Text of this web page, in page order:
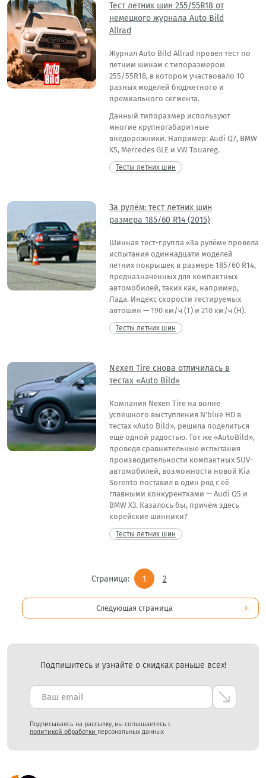
Тест летних шин 255/55R18 от
немецкого журнала Auto Bild
Allrad
Журнал Auto Bild Allrad провел тест по
летним шинам с типоразмером
255/55R18, в котором участвовало 10
разных моделей бюджетного и
премиального сегмента.
Данный типоразмер используют
многие крупногабаритные
внедорожники. Например: Audi Q7, BMW
X5, Mercedes GLE и VW Touareg.
Тесты летних шин
За рулём: тест летних шин
размера 185/60 R14 (2015)
Шинная тест-группа «За рулём» провела
испытания одиннадцати моделей
летних покрышек в размере 185/60 R14,
предназначенных для компактных
автомобилей, таких как, например,
Лада. Индекс скорости тестируемых
автошин — 190 км/ч (T) и 210 км/ч (H).
Тесты летних шин
Nexen Tire снова отличилась в
тестах «Auto Bild»
Компания Nexen Tire на волне
успешного выступления N’blue HD в
тестах «Auto Bild», решила поделиться
ещё одной радостью. Тот же «AutoBild»,
проведя сравнительные испытания
производительности компактных SUV-
автомобилей, возможности новой Kia
Sorento поставил в один ряд с её
главными конкурентками — Audi Q5 и
BMW X3. Казалось бы, причём здесь
корейские шинники?
Тесты летних шин
Страница: 1 2
Следующая страница
Подпишитесь и узнайте о скидках раньше всех!
Подписываясь на рассылку, вы соглашаетесь с
политикой обработки персональных данных